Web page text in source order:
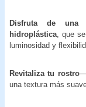
Disfruta de una
hidroplástica , que
luminosidad y
Revitaliza tu rostro
una textura más